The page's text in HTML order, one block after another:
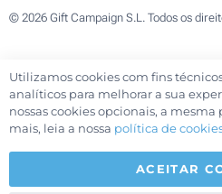
© 2026 Gift Campaign S.L. Todos os
Utilizamos cookies com fins
analíticos para melhorar a sua
nossas cookies opcionais, a mesma
mais, leia a nossa política de
ACEITAR